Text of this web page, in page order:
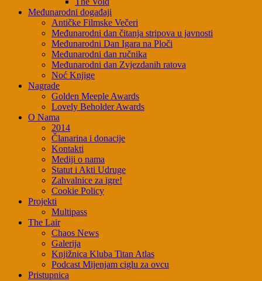
Međunarodni događaji
Antičke Filmske Večeri
Međunarodni dan čitanja stripova u javnosti
Međunarodni Dan Igara na Ploči
Međunarodni dan ručnika
Međunarodni dan Zvjezdanih ratova
Noć Knjige
Nagrade
Golden Meeple Awards
Lovely Beholder Awards
O Nama
2014
Članarina i donacije
Kontakti
Mediji o nama
Statut i Akti Udruge
Zahvalnice za igre!
Cookie Policy
Projekti
Multipass
The Lair
Chaos News
Galerija
Knjižnica Kluba Titan Atlas
Podcast Mijenjam ciglu za ovcu
Pristupnica